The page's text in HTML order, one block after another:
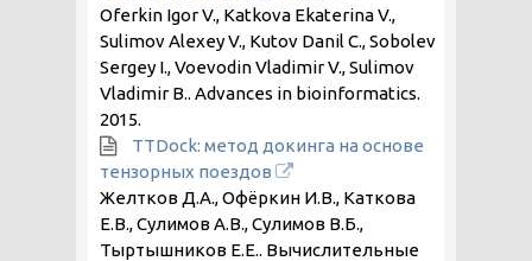
Oferkin Igor V., Katkova Ekaterina V.,
Sulimov Alexey V., Kutov Danil C., Sobolev
Sergey I., Voevodin Vladimir V., Sulimov
Vladimir B.. Advances in bioinformatics.
2015.
TTDock: метод докинга на основе
тензорных поездов
Желтков Д.А., Офёркин И.В., Каткова
Е.В., Сулимов А.В., Сулимов В.Б.,
Тыртышников Е.Е.. Вычислительные